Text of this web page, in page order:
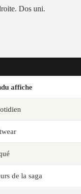
Dos uni.
affiche
de la saga